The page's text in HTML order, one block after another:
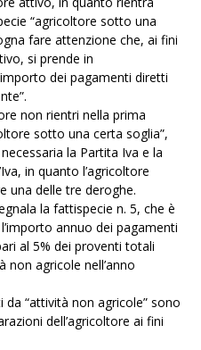
“agricoltore sotto una
fare attenzione che, ai fini
si prende in
dei pagamenti diretti
non rientri nella prima
sotto una certa soglia”,
la Partita Iva e la
in quanto l’agricoltore
una delle tre deroghe.
la fattispecie n. 5, che è
annuo dei pagamenti
al 5% dei proventi totali
agricole nell’anno
“attività non agricole” sono
dell’agricoltore ai fini